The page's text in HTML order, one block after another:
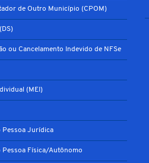
de Outro Município (CPOM)
ou Cancelamento Indevido de NFSe
(MEI)
Pessoa Jurídica
Pessoa Física/Autônomo